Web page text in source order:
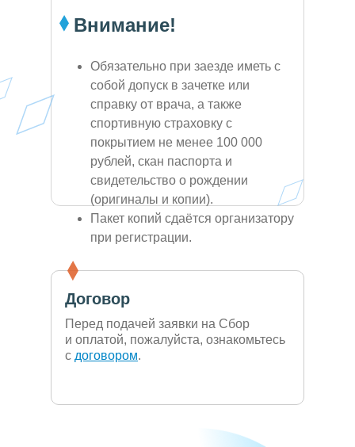
Обязательно при заезде иметь с
собой допуск в зачетке или
справку от врача, а также
спортивную страховку с
покрытием не менее 100 000
рублей, скан паспорта и
свидетельство о рождении
(оригиналы и копии).
Пакет копий сдаётся организатору
при регистрации.
Внимание!
Перед подачей заявки на Сбор
и оплатой, пожалуйста, ознакомьтесь
с договором.
Договор